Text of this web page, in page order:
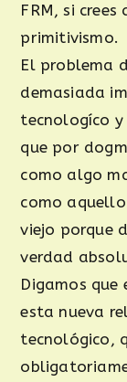
FRM, si
primitivismo.
El problema
demasiada
tecnologíco y
que por
como algo
como
viejo porque
verdad
Digamos
esta nueva
tecnológico,